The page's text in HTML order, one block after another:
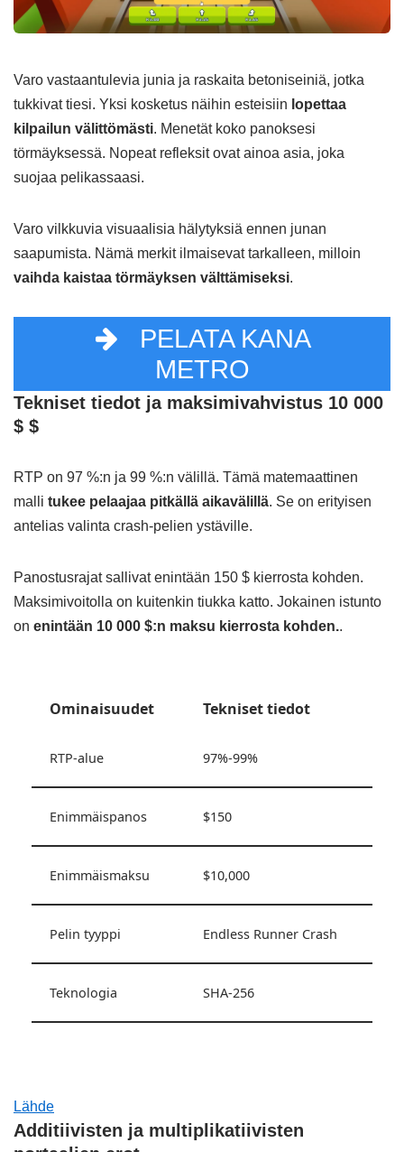
Varo vastaantulevia junia ja raskaita betoniseiniä, jotka
tukkivat tiesi. Yksi kosketus näihin esteisiin lopettaa
kilpailun välittömästi. Menetät koko panoksesi
törmäyksessä. Nopeat refleksit ovat ainoa asia, joka
suojaa pelikassaasi.
Varo vilkkuvia visuaalisia hälytyksiä ennen junan
saapumista. Nämä merkit ilmaisevat tarkalleen, milloin
vaihda kaistaa törmäyksen välttämiseksi.
PELATA KANA
METRO
Tekniset tiedot ja maksimivahvistus 10 000
$ $
RTP on 97 %:n ja 99 %:n välillä. Tämä matemaattinen
malli tukee pelaajaa pitkällä aikavälillä. Se on erityisen
antelias valinta crash-pelien ystäville.
Panostusrajat sallivat enintään 150 $ kierrosta kohden.
Maksimivoitolla on kuitenkin tiukka katto. Jokainen istunto
on enintään 10 000 $:n maksu kierrosta kohden..
Ominaisuudet Tekniset tiedot
RTP-alue 97%-99%
Enimmäispanos $150
Enimmäismaksu $10,000
Pelin tyyppi Endless Runner Crash
Teknologia SHA-256
Lähde
Additiivisten ja multiplikatiivisten